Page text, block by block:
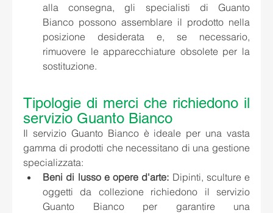
alla consegna, gli specialisti di Guanto
Bianco possono assemblare il prodotto nella
posizione desiderata e, se necessario,
rimuovere le apparecchiature obsolete per la
sostituzione.
Tipologie di merci che richiedono il
servizio Guanto Bianco
Il servizio Guanto Bianco è ideale per una vasta
gamma di prodotti che necessitano di una gestione
specializzata:
Beni di lusso e opere d'arte: Dipinti, sculture e
oggetti da collezione richiedono il servizio
Guanto Bianco per garantire una